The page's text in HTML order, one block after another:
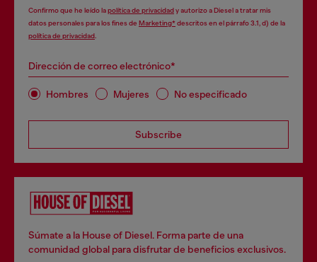
Confirmo que he leído lapolítica de privacidady autorizo a Diesel a tratar mis
datos personales para los fines de Marketing*descritos en el párrafo 3.1, d) de la
política de privacidad
Dirección de correo electrónico*
Hombres Mujeres No especificado
Subscribe
Súmate a la House of Diesel. Forma parte de una
comunidad global para disfrutar de beneficios exclusivos.